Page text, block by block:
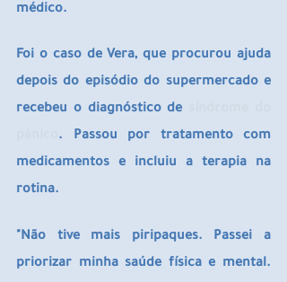
médico.
Foi o caso de Vera, que procurou ajuda
depois do episódio do supermercado e
recebeu o diagnóstico de
. Passou por tratamento com
medicamentos e incluiu a terapia na
rotina.
"Não tive mais piripaques. Passei a
priorizar minha saúde física e mental.